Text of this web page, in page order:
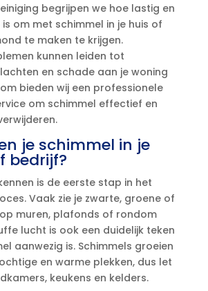
begrijpen we hoe lastig en
om met schimmel in je huis of
te maken te krijgen.​
kunnen leiden tot
en schade aan je woning
bieden wij een professionele
om schimmel effectief en
je schimmel in je
bedrijf?
is de eerste stap in het
Vaak zie je zwarte, groene of
muren, plafonds of rondom
lucht is ook een duidelijk teken
aanwezig is.​ Schimmels groeien
en warme plekken, dus let
keukens en kelders.​